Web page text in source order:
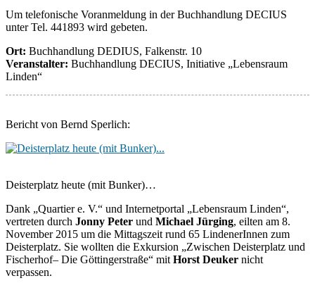
Um telefonische Voranmeldung in der Buchhandlung DECIUS
unter Tel. 441893 wird gebeten.
Ort: Buchhandlung DEDIUS, Falkenstr. 10
Veranstalter: Buchhandlung DECIUS, Initiative „Lebensraum
Linden“
Bericht von Bernd Sperlich:
Deisterplatz heute (mit Bunker)…
Dank „Quartier e. V.“ und Internetportal „Lebensraum Linden“,
vertreten durch Jonny Peter und Michael Jürging, eilten am 8.
November 2015 um die Mittagszeit rund 65 LindenerInnen zum
Deisterplatz. Sie wollten die Exkursion „Zwischen Deisterplatz und
Fischerhof– Die Göttingerstraße“ mit Horst Deuker nicht
verpassen.